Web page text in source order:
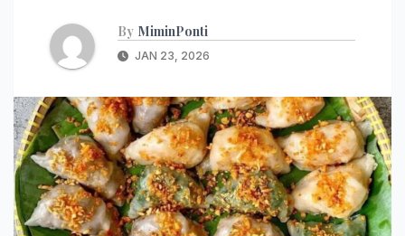
By MiminPonti
JAN 23, 2026